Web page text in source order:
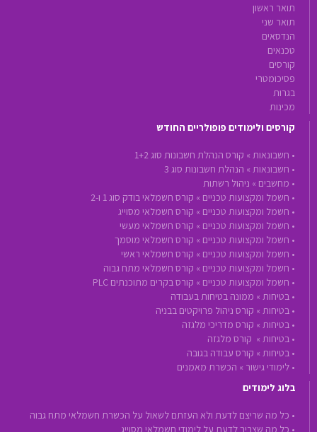
תואר ראשון
תואר שני
הנדסאים
טכנאים
קורסים
פסיכומטרי
בגרות
מכינות
קורסים ולימודים פופולריים החודש
• חשבונאות » קורס הנהלת חשבונות סוג 1+2
• חשבונאות » הנהלת חשבונות סוג 3
• מחשבים » ניהול רשתות
• חשמל ומקצועות טכניים » קורס חשמלאי בודק סוג 1 ו-2
• חשמל ומקצועות טכניים » קורס חשמלאי מסוייג
• חשמל ומקצועות טכניים » קורס חשמלאי מעשי
• חשמל ומקצועות טכניים » קורס חשמלאי מוסמך
• חשמל ומקצועות טכניים » קורס חשמלאי ראשי
• חשמל ומקצועות טכניים » קורס חשמלאי מתח גבוה
• חשמל ומקצועות טכניים » קורס בקרים מתוכנתים PLC
• בטיחות » ממונה בטיחות בעבודה
• בטיחות » קורס ניהול פרויקטים בבניה
• בטיחות » קורס מדריכי מלגזה
• בטיחות » קורס מלגזה
• בטיחות » קורס עבודה בגובה
• לימודי גישור » הכשרת מאמנים
בלוג לימודים
• כל מה שריצם לדעת ולא העזתם לשאול על הכשרת חשמלאי מתח גבוה
• כל מה שצריך לדעת על לימודי חשמלאי מסוייג